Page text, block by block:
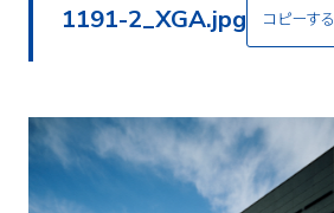
1191-2_XGA.jpg コピーする